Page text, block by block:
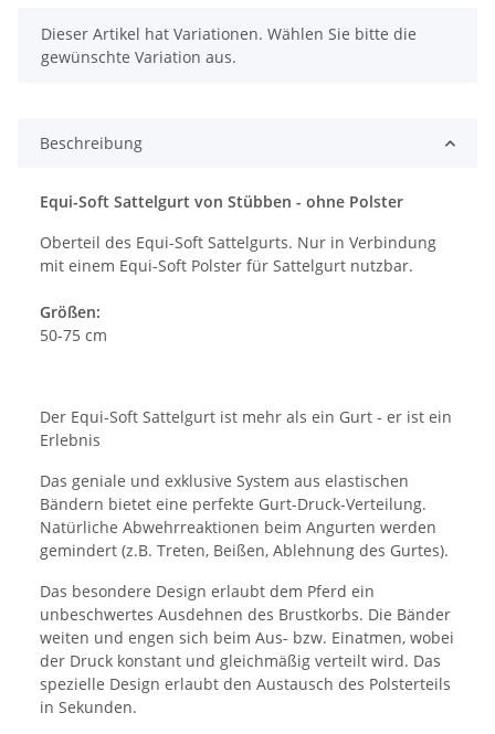
x
Dieser Artikel hat Variationen. Wählen Sie bitte die
gewünschte Variation aus.
Beschreibung
Equi-Soft Sattelgurt von Stübben - ohne Polster
Oberteil des Equi-Soft Sattelgurts. Nur in Verbindung
mit einem Equi-Soft Polster für Sattelgurt nutzbar.
Größen:
50-75 cm
Der Equi-Soft Sattelgurt ist mehr als ein Gurt - er ist ein
Erlebnis
Das geniale und exklusive System aus elastischen
Bändern bietet eine perfekte Gurt-Druck-Verteilung.
Natürliche Abwehrreaktionen beim Angurten werden
gemindert (z.B. Treten, Beißen, Ablehnung des Gurtes).
Das besondere Design erlaubt dem Pferd ein
unbeschwertes Ausdehnen des Brustkorbs. Die Bänder
weiten und engen sich beim Aus- bzw. Einatmen, wobei
der Druck konstant und gleichmäßig verteilt wird. Das
spezielle Design erlaubt den Austausch des Polsterteils
in Sekunden.